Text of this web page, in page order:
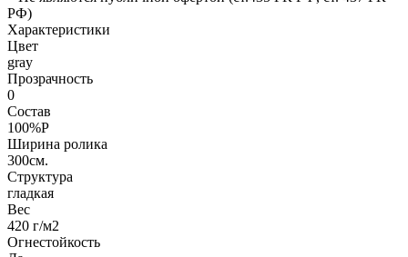
РФ)
Характеристики
Цвет
gray
Прозрачность
0
Состав
100%P
Ширина ролика
300см.
Структура
гладкая
Вес
420 г/м2
Огнестойкость